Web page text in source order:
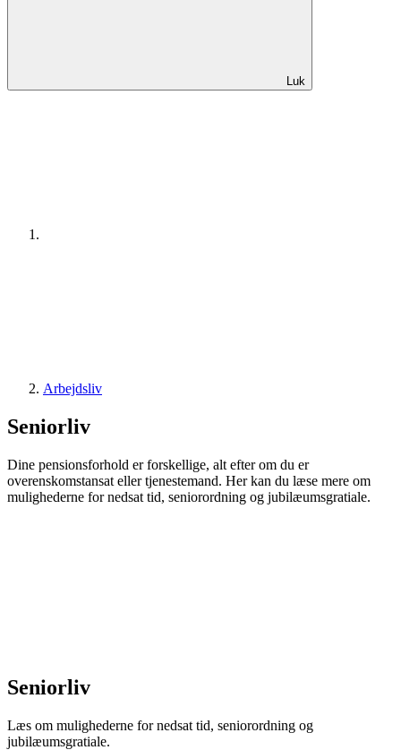
Luk
Arbejdsliv
Seniorliv
Dine pensionsforhold er forskellige, alt efter om du er
overenskomstansat eller tjenestemand. Her kan du læse mere om
mulighederne for nedsat tid, seniorordning og jubilæumsgratiale.
Seniorliv
Læs om mulighederne for nedsat tid, seniorordning og
jubilæumsgratiale.